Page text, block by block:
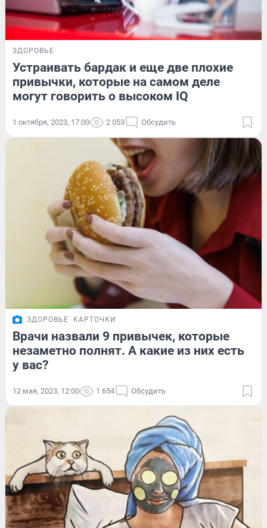
ЗДОРОВЬЕ
Устраивать бардак и еще две плохие
привычки, которые на самом деле
могут говорить о высоком IQ
1 октября, 2023, 17:00 2 053 Обсудить
ЗДОРОВЬЕ КАРТОЧКИ
Врачи назвали 9 привычек, которые
незаметно полнят. А какие из них есть
у вас?
12 мая, 2023, 12:00 1 654 Обсудить